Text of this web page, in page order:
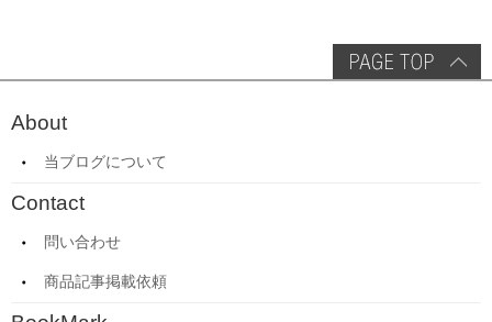
About
当ブログについて
Contact
問い合わせ
商品記事掲載依頼